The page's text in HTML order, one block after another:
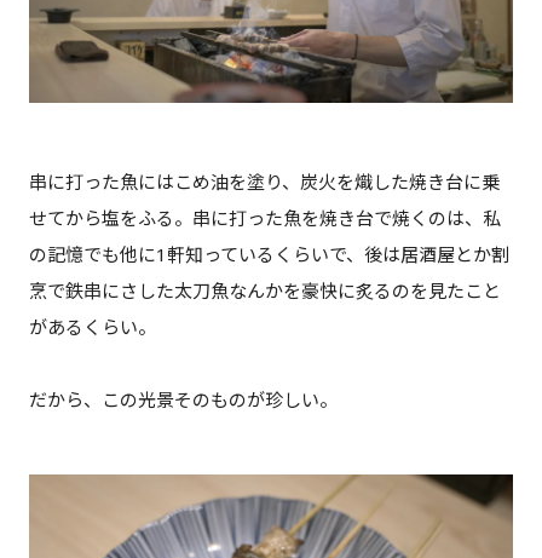
串に打った魚にはこめ油を塗り、炭火を熾した焼き台に乗
せてから塩をふる。串に打った魚を焼き台で焼くのは、私
の記憶でも他に1軒知っているくらいで、後は居酒屋とか割
烹で鉄串にさした太刀魚なんかを豪快に炙るのを見たこと
があるくらい。
だから、この光景そのものが珍しい。